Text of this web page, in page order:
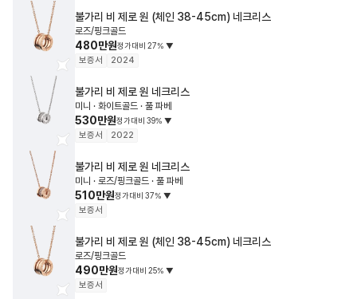
불가리 비 제로 원 (체인 38-45cm) 네크리스
로즈/핑크골드
480만원정가대비 27% ▼
보증서 2024
불가리 비 제로 원 네크리스
미니 · 화이트골드 · 풀 파베
530만원정가대비 39% ▼
보증서 2022
불가리 비 제로 원 네크리스
미니 · 로즈/핑크골드 · 풀 파베
510만원정가대비 37% ▼
보증서
불가리 비 제로 원 (체인 38-45cm) 네크리스
로즈/핑크골드
490만원정가대비 25% ▼
보증서